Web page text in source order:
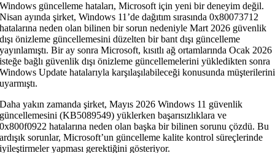
Windows güncelleme hataları, Microsoft için yeni bir deneyim değil.
Nisan ayında şirket, Windows 11’de dağıtım sırasında 0x80073712
hatalarına neden olan bilinen bir sorun nedeniyle Mart 2026 güvenlik
dışı önizleme güncellemesini düzelten bir bant dışı güncelleme
yayınlamıştı. Bir ay sonra Microsoft, kısıtlı ağ ortamlarında Ocak 2026
isteğe bağlı güvenlik dışı önizleme güncellemelerini yükledikten sonra
Windows Update hatalarıyla karşılaşılabileceği konusunda müşterilerini
uyarmıştı.
Daha yakın zamanda şirket, Mayıs 2026 Windows 11 güvenlik
güncellemesini (KB5089549) yüklerken başarısızlıklara ve
0x800f0922 hatalarına neden olan başka bir bilinen sorunu çözdü. Bu
ardışık sorunlar, Microsoft’un güncelleme kalite kontrol süreçlerinde
iyileştirmeler yapması gerektiğini gösteriyor.